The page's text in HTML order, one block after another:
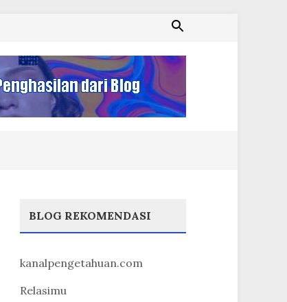
BLOG REKOMENDASI
kanalpengetahuan.com
Relasimu